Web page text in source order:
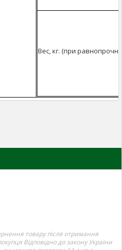
Вес, кг. (при
товару після отримання
Відповідно до закону України